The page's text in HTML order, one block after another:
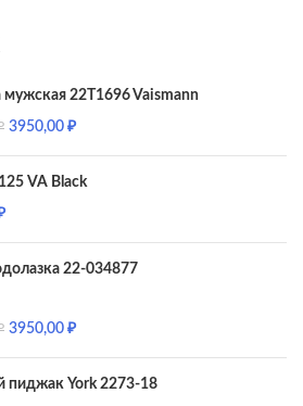
мужская 22T1696 Vaismann
3950,00₽
VA Black
22-034877
3950,00₽
пиджак York 2273-18